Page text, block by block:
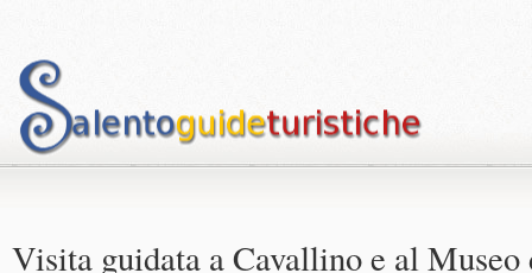
Visita guidata a Cavallino e al Museo